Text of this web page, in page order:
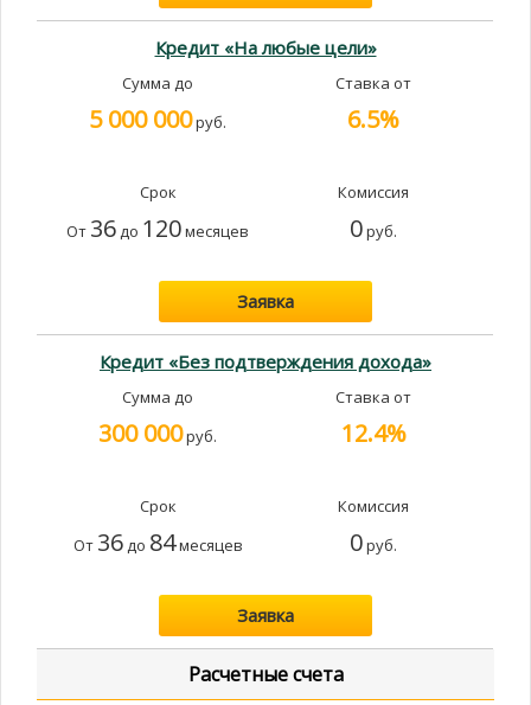
Кредит «На любые цели»
Сумма до
5 000 000руб.
Ставка от
6.5%
Срок
От 36до 120месяцев
Комиссия
0руб.
Заявка
Кредит «Без подтверждения дохода»
Сумма до
300 000руб.
Ставка от
12.4%
Срок
От 36до 84месяцев
Комиссия
0руб.
Заявка
Расчетные счета